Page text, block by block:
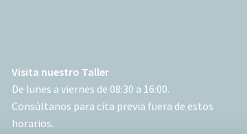
Visita nuestro Taller
De lunes a viernes de 08:30 a 16:00.
Consúltanos para cita previa fuera de estos
horarios.